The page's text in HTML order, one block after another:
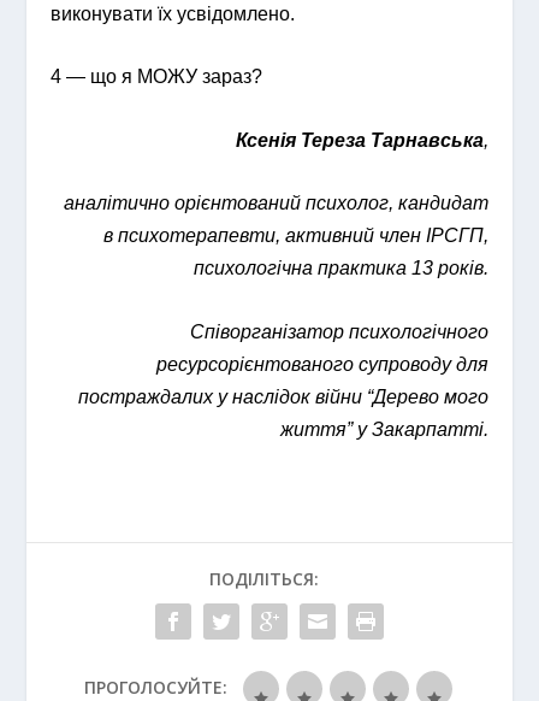
виконувати їх усвідомлено.
4 — що я МОЖУ зараз?
Ксенія Тереза Тарнавська,
аналітично орієнтований психолог, кандидат
в психотерапевти, активний член ІРСГП,
психологічна практика 13 років.
Співорганізатор психологічного
ресурсорієнтованого супроводу для
постраждалих у наслідок війни “Дерево мого
життя” у Закарпатті.
ПОДІЛІТЬСЯ:
ПРОГОЛОСУЙТЕ: